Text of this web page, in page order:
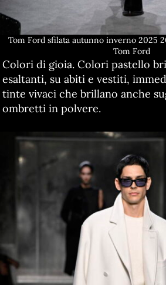
Tom Ford sfilata autunno inverno 2025
Tom Ford
Colori di gioia. Colori pastello
esaltanti, su abiti e vestiti,
tinte vivaci che brillano anche
ombretti in polvere.